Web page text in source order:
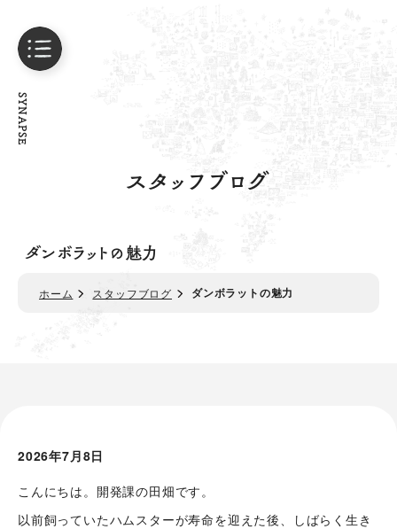
スタッフブログ
ダンボラットの魅力
ホーム スタッフブログ ダンボラットの魅力
2026年7月8日
こんにちは。開発課の田畑です。
以前飼っていたハムスターが寿命を迎えた後、しばらく生き
SYNAPSE